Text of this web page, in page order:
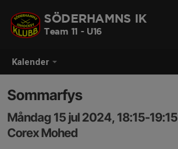
Kalender
SÖDERHAMNS IK
Team 11 - U16
Sommarfys
Måndag 15 jul 2024, 18:15-19:15
Corex Mohed